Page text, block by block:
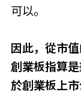
可以。
因此，從市
創業板指算
於創業板上